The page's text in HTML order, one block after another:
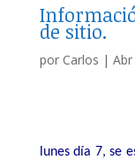
de sitio.
por Carlos |
lunes día 7, se